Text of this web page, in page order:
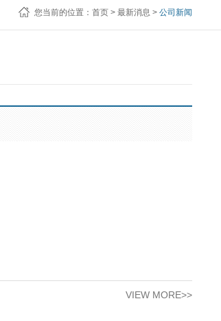
您当前的位置： 首页 > 最新消息 > 公司新闻
VIEW MORE>>